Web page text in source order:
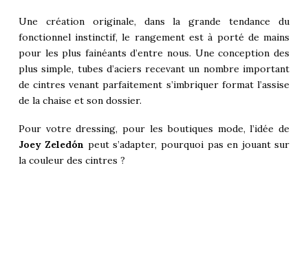
Une création originale, dans la grande tendance du
fonctionnel instinctif, le rangement est à porté de mains
pour les plus fainéants d’entre nous. Une conception des
plus simple, tubes d’aciers recevant un nombre important
de cintres venant parfaitement s’imbriquer format l’assise
de la chaise et son dossier.
Pour votre dressing, pour les boutiques mode, l’idée de
Joey Zeledón peut s’adapter, pourquoi pas en jouant sur
la couleur des cintres ?